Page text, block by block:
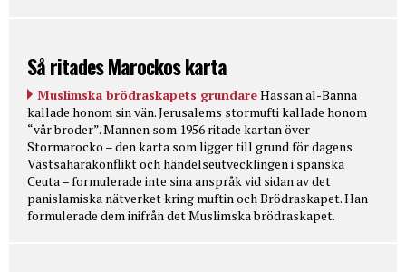
Så ritades Marockos karta
Muslimska brödraskapets grundareHassan al-Banna
kallade honom sin vän. Jerusalems stormufti kallade honom
“vår broder”. Mannen som 1956 ritade kartan över
Stormarocko – den karta som ligger till grund för dagens
Västsaharakonflikt och händelseutvecklingen i spanska
Ceuta – formulerade inte sina anspråk vid sidan av det
panislamiska nätverket kring muftin och Brödraskapet. Han
formulerade dem inifrån det Muslimska brödraskapet.